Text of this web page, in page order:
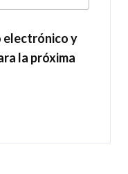
electrónico y
la próxima